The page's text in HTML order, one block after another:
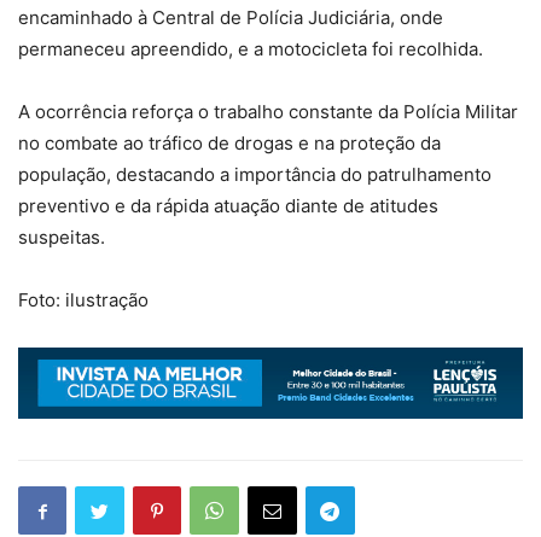
encaminhado à Central de Polícia Judiciária, onde
permaneceu apreendido, e a motocicleta foi recolhida.
A ocorrência reforça o trabalho constante da Polícia Militar
no combate ao tráfico de drogas e na proteção da
população, destacando a importância do patrulhamento
preventivo e da rápida atuação diante de atitudes
suspeitas.
Foto: ilustração